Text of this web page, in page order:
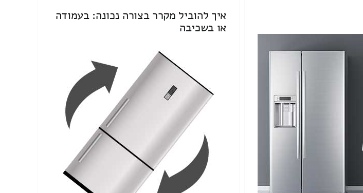
איך להוביל מקרר בצורה נכונה: בעמודה
או בשכיבה